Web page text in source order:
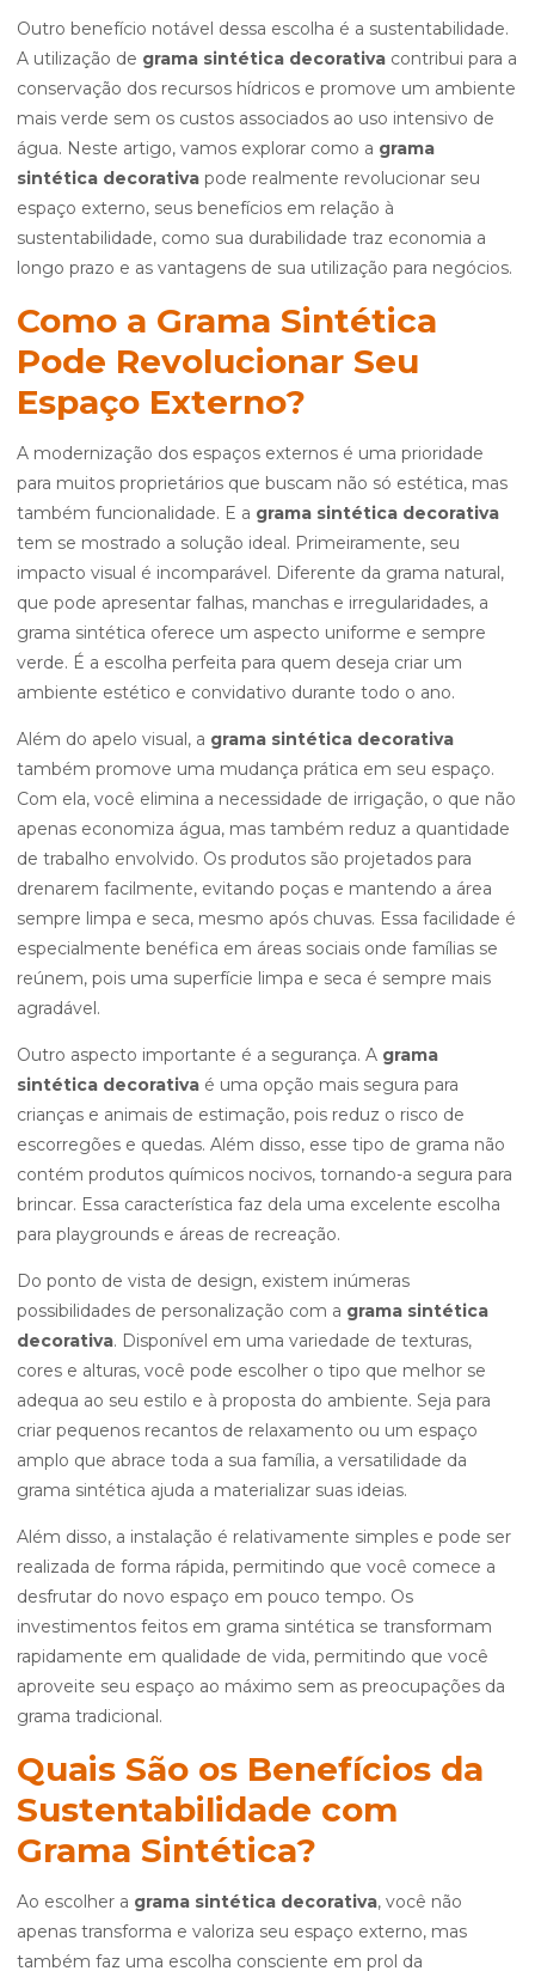
Outro benefício notável dessa escolha é a sustentabilidade.
A utilização de grama sintética decorativa contribui para a
conservação dos recursos hídricos e promove um ambiente
mais verde sem os custos associados ao uso intensivo de
água. Neste artigo, vamos explorar como a grama
sintética decorativa pode realmente revolucionar seu
espaço externo, seus benefícios em relação à
sustentabilidade, como sua durabilidade traz economia a
longo prazo e as vantagens de sua utilização para negócios.
Como a Grama Sintética
Pode Revolucionar Seu
Espaço Externo?
A modernização dos espaços externos é uma prioridade
para muitos proprietários que buscam não só estética, mas
também funcionalidade. E a grama sintética decorativa
tem se mostrado a solução ideal. Primeiramente, seu
impacto visual é incomparável. Diferente da grama natural,
que pode apresentar falhas, manchas e irregularidades, a
grama sintética oferece um aspecto uniforme e sempre
verde. É a escolha perfeita para quem deseja criar um
ambiente estético e convidativo durante todo o ano.
Além do apelo visual, a grama sintética decorativa
também promove uma mudança prática em seu espaço.
Com ela, você elimina a necessidade de irrigação, o que não
apenas economiza água, mas também reduz a quantidade
de trabalho envolvido. Os produtos são projetados para
drenarem facilmente, evitando poças e mantendo a área
sempre limpa e seca, mesmo após chuvas. Essa facilidade é
especialmente benéfica em áreas sociais onde famílias se
reúnem, pois uma superfície limpa e seca é sempre mais
agradável.
Outro aspecto importante é a segurança. A grama
sintética decorativa é uma opção mais segura para
crianças e animais de estimação, pois reduz o risco de
escorregões e quedas. Além disso, esse tipo de grama não
contém produtos químicos nocivos, tornando-a segura para
brincar. Essa característica faz dela uma excelente escolha
para playgrounds e áreas de recreação.
Do ponto de vista de design, existem inúmeras
possibilidades de personalização com a grama sintética
decorativa. Disponível em uma variedade de texturas,
cores e alturas, você pode escolher o tipo que melhor se
adequa ao seu estilo e à proposta do ambiente. Seja para
criar pequenos recantos de relaxamento ou um espaço
amplo que abrace toda a sua família, a versatilidade da
grama sintética ajuda a materializar suas ideias.
Além disso, a instalação é relativamente simples e pode ser
realizada de forma rápida, permitindo que você comece a
desfrutar do novo espaço em pouco tempo. Os
investimentos feitos em grama sintética se transformam
rapidamente em qualidade de vida, permitindo que você
aproveite seu espaço ao máximo sem as preocupações da
grama tradicional.
Quais São os Benefícios da
Sustentabilidade com
Grama Sintética?
Ao escolher a grama sintética decorativa, você não
apenas transforma e valoriza seu espaço externo, mas
também faz uma escolha consciente em prol da